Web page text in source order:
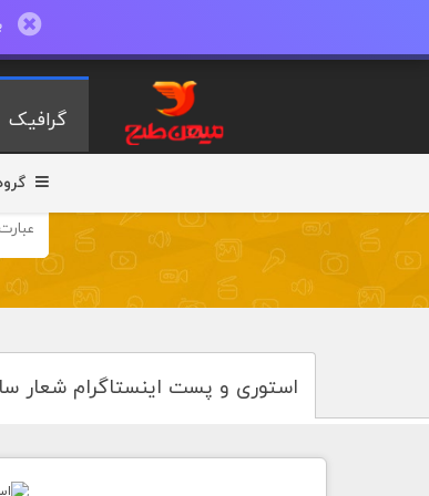
گرافیک
استوری و پست اینستاگرام شعار سال